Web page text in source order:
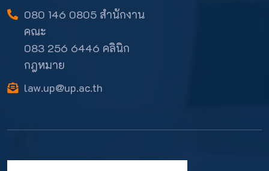
080 146 0805 สำนักงาน
คณะ
083 256 6446 คลินิก
กฎหมาย
law.up@up.ac.th